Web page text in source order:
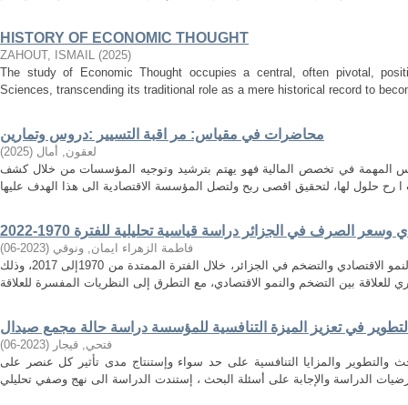
HISTORY OF ECONOMIC THOUGHT
ZAHOUT, ISMAIL (2025)
The study of Economic Thought occupies a central, often pivotal,
Sciences, transcending its traditional role as a mere historical record to
محاضرات في مقياس: مر اقبة التسيير :دروس وتمارين
لعقون, أمال (
2025
)
المهمة في تخصص المالية فهو يهتم بترشيد وتوجيه المؤسسات من خلال كشف
الصرف في الجزائر دراسة قياسية تحليلية للفترة 1970-2022
فاطمة الزهراء ايمان, ونوقي (
2023-06
)
تهدف هذه الدراسة الى إيجاد العلاقة بين النمو الاقتصادي والتضخم في الجزائر، خلال الفترة الممتدة من 1970إلى 2017، وذلك
في تعزيز الميزة التنافسية للمؤسسة دراسة حالة مجمع صيدال
فتحي, قيجار (
2023-06
)
والتطوير والمزايا التنافسية على حد سواء وإستنتاج مدى تأثير كل عنصر على